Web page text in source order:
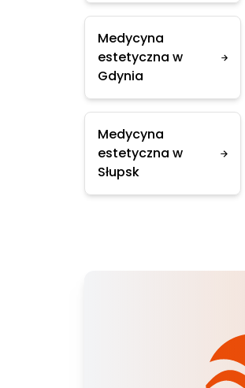
Medycyna
estetyczna w
Gdynia
Medycyna
estetyczna w
Słupsk